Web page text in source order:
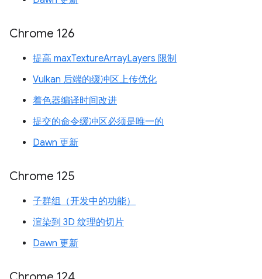
Chrome 126
提高 maxTextureArrayLayers 限制
Vulkan 后端的缓冲区上传优化
着色器编译时间改进
提交的命令缓冲区必须是唯一的
Dawn 更新
Chrome 125
子群组（开发中的功能）
渲染到 3D 纹理的切片
Dawn 更新